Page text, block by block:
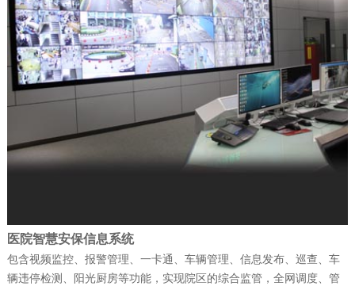
公司新闻| 2025-12-09
富晋天维承建的解放军某部数据中心动力
环境综合系统工程项目顺…
公司新闻| 2026-02-07
医院智慧安保信息系统
包含视频监控、报警管理、一卡通、车辆管理、信息发布、巡查、车
辆违停检测、阳光厨房等功能，实现院区的综合监管，全网调度、管